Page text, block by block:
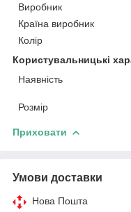
Виробник
Країна виробник
Колір
Користувальницькі
Наявність
Розмір
Приховати
Умови доставки
Нова Пошта